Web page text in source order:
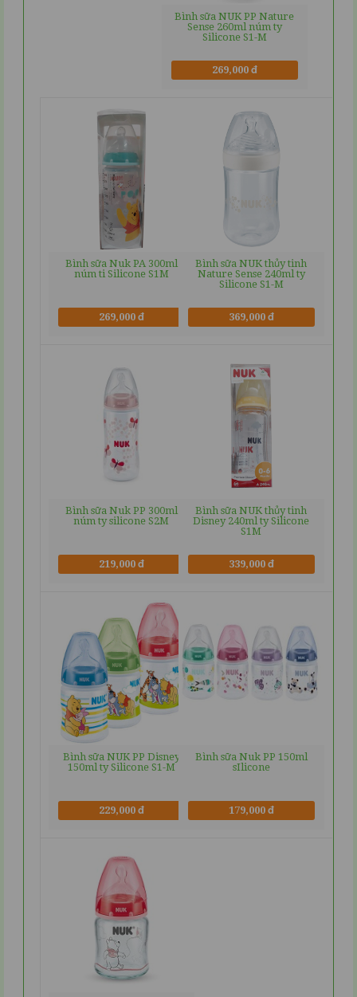
Bình sữa NUK PP Nature
Sense 260ml núm ty
Silicone S1-M
269,000 đ
Bình sữa Nuk PA 300ml
núm ti Silicone S1M
269,000 đ
Bình sữa NUK thủy tinh
Nature Sense 240ml ty
Silicone S1-M
369,000 đ
Bình sữa Nuk PP 300ml
núm ty silicone S2M
219,000 đ
Bình sữa NUK thủy tinh
Disney 240ml ty Silicone
S1M
339,000 đ
Bình sữa NUK PP Disney
150ml ty Silicone S1-M
229,000 đ
Bình sữa Nuk PP 150ml
sIlicone
179,000 đ